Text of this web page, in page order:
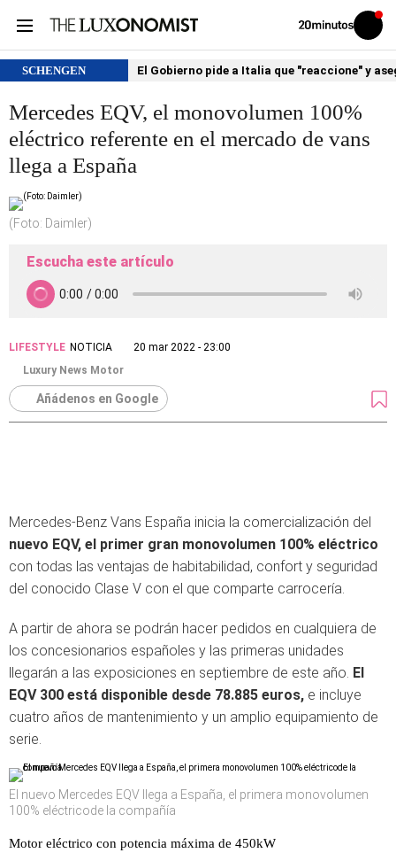
Volver
Iniciar
sesión
SCHENGEN El Gobierno pide a Italia que "reaccione" y
Mercedes EQV, el monovolumen 100%
eléctrico referente en el mercado de vans
llega a España
(Foto: Daimler)
Escucha este artículo
LIFESTYLE NOTICIA
20 mar 2022 - 23:00
Luxury News Motor
Añádenos en Google
Mercedes-Benz Vans España inicia la comercialización del
nuevo EQV, el primer gran monovolumen 100% eléctrico
con todas las ventajas de habitabilidad, confort y seguridad
del conocido Clase V con el que comparte carrocería.
A partir de ahora se podrán hacer pedidos en cualquiera de
los concesionarios españoles y las primeras unidades
llegarán a las exposiciones en septiembre de este año. El
EQV 300 está disponible desde 78.885 euros, e incluye
cuatro años de mantenimiento y un amplio equipamiento de
serie.
El nuevo Mercedes EQV llega a España, el primera monovolumen
100% eléctricode la compañía
Motor eléctrico con potencia máxima de 450kW